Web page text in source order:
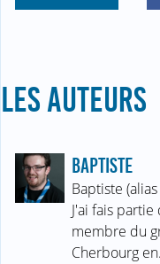
LES AUTEURS
BAPTISTE
Baptiste
J'ai fais
membre du
Cherbourg